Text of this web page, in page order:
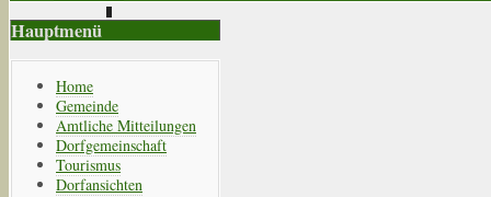
Hauptmenü
Home
Gemeinde
Amtliche Mitteilungen
Dorfgemeinschaft
Tourismus
Dorfansichten